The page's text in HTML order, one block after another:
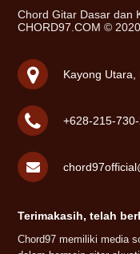
Chord Gitar Dasar dan
CHORD97.COM ©
Kayong Utara,
+628-215-
Terimakasih, telah
Chord97 memiliki media